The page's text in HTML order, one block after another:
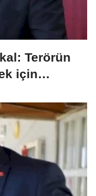
Terörün
için